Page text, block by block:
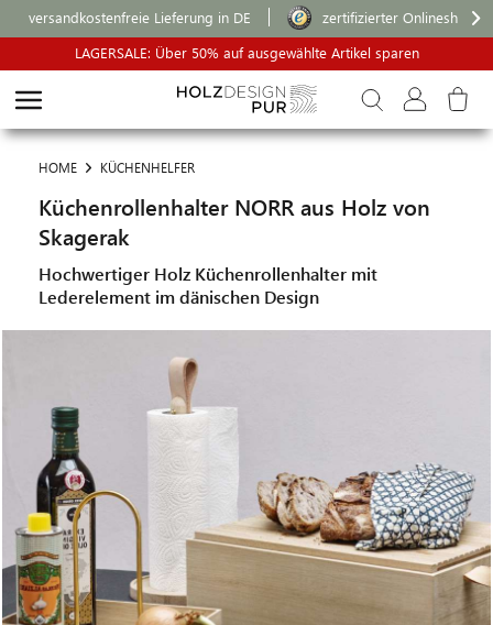
versandkostenfreie Lieferung in DE
zertifizierter Onlineshop
LAGERSALE: Über 50% auf ausgewählte Artikel sparen
HOME KÜCHENHELFER
Küchenrollenhalter NORR aus Holz von
Skagerak
Hochwertiger Holz Küchenrollenhalter mit
Lederelement im dänischen Design